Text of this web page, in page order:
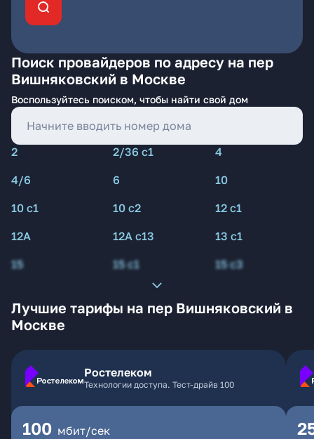
Поиск провайдеров по адресу на пер
Вишняковский в Москве
Воспользуйтесь поиском, чтобы найти свой дом
2 2/36 с1
4
4/6
6
10
10 с1
10 с2
12 с1
12А
12А с13
13 с1
15
15 с1 15 с3
Лучшие тарифы на пер Вишняковский в
Москве
Ростелеком
Технологии доступа. Тест-драйв 100
100 мбит/сек